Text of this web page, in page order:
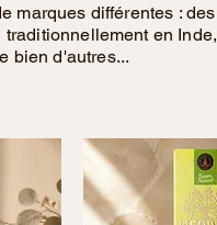
marques différentes : des
en Inde,
bien d'autres...